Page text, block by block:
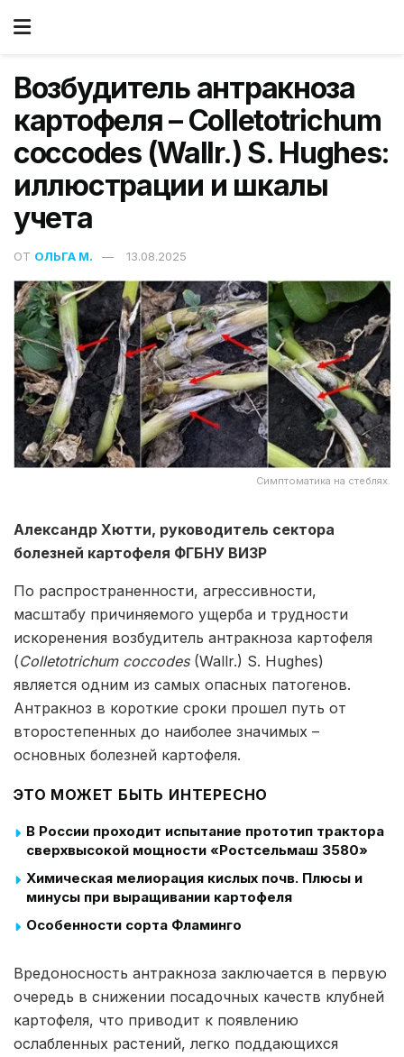
Возбудитель антракноза
картофеля – Colletotrichum
coccodes (Wallr.) S. Hughes:
иллюстрации и шкалы
учета
ОТ ОЛЬГА М. 13.08.2025
Симптоматика на стеблях.
Александр Хютти, руководитель сектора
болезней картофеля ФГБНУ ВИЗР
По распространенности, агрессивности,
масштабу причиняемого ущерба и трудности
искоренения возбудитель антракноза картофеля
(Colletotrichum coccodes(Wallr.) S. Hughes)
является одним из самых опасных патогенов.
Антракноз в короткие сроки прошел путь от
второстепенных до наиболее значимых –
основных болезней картофеля.
ЭТО МОЖЕТ БЫТЬ ИНТЕРЕСНО
В России проходит испытание прототип трактора
сверхвысокой мощности «Ростсельмаш 3580»
Химическая мелиорация кислых почв. Плюсы и
минусы при выращивании картофеля
Особенности сорта Фламинго
Вредоносность антракноза заключается в первую
очередь в снижении посадочных качеств клубней
картофеля, что приводит к появлению
ослабленных растений, легко поддающихся